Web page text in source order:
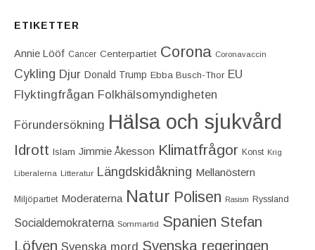
ETIKETTER
Annie Lööf Cancer Centerpartiet‎ Corona Coronavaccin
Cykling Djur Donald Trump Ebba Busch-Thor EU
Flyktingfrågan Folkhälsomyndigheten
Förundersökning Hälsa och sjukvård
Idrott Islam Jimmie Åkesson Klimatfrågor Konst Krig
Liberalerna Litteratur Längdskidåkning Mellanöstern
Miljöpartiet Moderaterna Natur Polisen Rasism Ryssland
Socialdemokraterna Sommartid Spanien Stefan
Löfven Svenska mord Svenska regeringen